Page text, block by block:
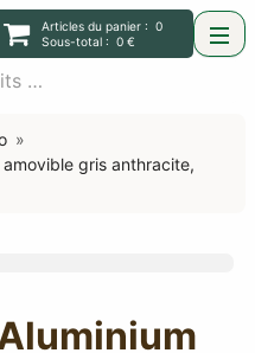
Articles du panier :0
Sous-total :0 €
gris anthracite,